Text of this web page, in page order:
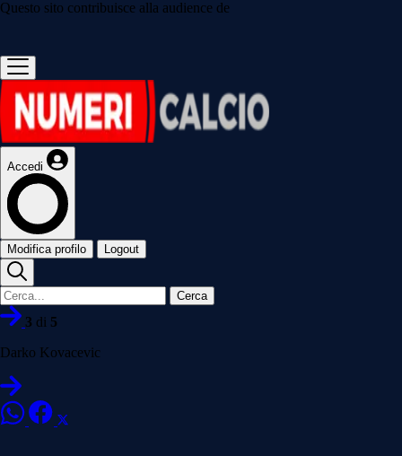
Questo sito contribuisce alla audience de
Accedi
Modifica profilo Logout
Cerca
3 di 5
Darko Kovacevic